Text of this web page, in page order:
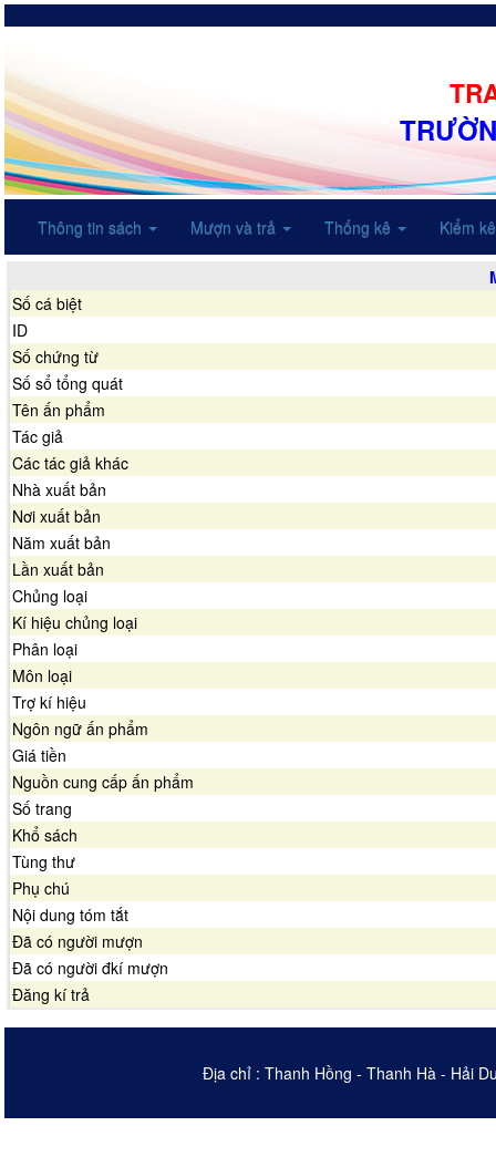
Thông tin sách Mượn và trả Thống kê Kiểm
Số cá biệt
ID
Số chứng từ
Số sổ tổng quát
Tên ấn phẩm
Tác giả
Các tác giả khác
Nhà xuất bản
Nơi xuất bản
Năm xuất bản
Lần xuất bản
Chủng loại
Kí hiệu chủng loại
Phân loại
Môn loại
Trợ kí hiệu
Ngôn ngữ ấn phẩm
Giá tiền
Nguồn cung cấp ấn phẩm
Số trang
Khổ sách
Tùng thư
Phụ chú
Nội dung tóm tắt
Đã có người mượn
Đã có người đkí mượn
Đăng kí trả
Địa chỉ : Thanh Hồng - Thanh Hà - Hải